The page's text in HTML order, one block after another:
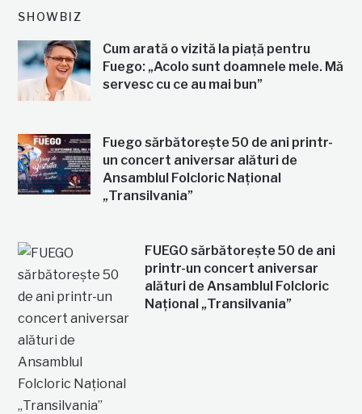
SHOWBIZ
Cum arată o vizită la piață pentru
Fuego: „Acolo sunt doamnele mele. Mă
servesc cu ce au mai bun”
Fuego sărbătorește 50 de ani printr-
un concert aniversar alături de
Ansamblul Folcloric Național
„Transilvania”
FUEGO sărbătorește 50 de ani
printr-un concert aniversar
alături de Ansamblul Folcloric
Național „Transilvania”